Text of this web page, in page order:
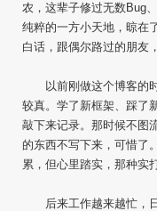
农，这辈子修过无数Bug
纯粹的一方小天地，晾在
白话，跟偶尔路过的朋友
以前刚做这个博客的
较真。学了新框架、踩了
敲下来记录。那时候不图
的东西不写下来，可惜了
累，但心里踏实，那种实
后来工作越来越忙，